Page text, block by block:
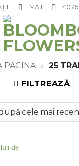
EMAIL
PAGINĂ » 25
FILTREAZĂ